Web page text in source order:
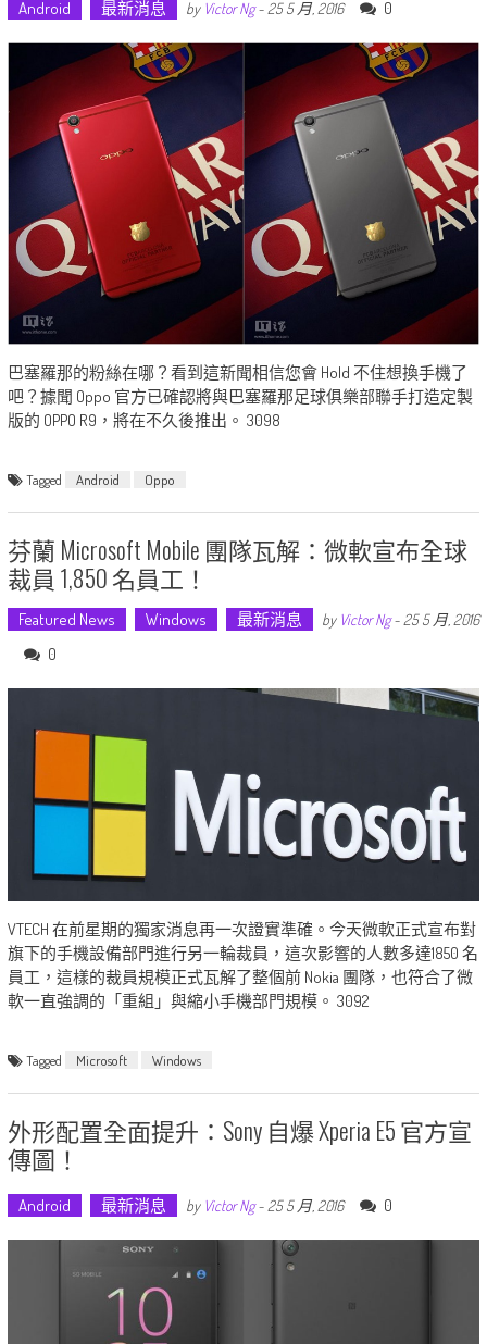
Android 最新消息 by Victor Ng- 25 5 月, 2016 0
巴塞羅那的粉絲在哪？看到這新聞相信您會 Hold 不住想換手機了
吧？據聞 Oppo 官方已確認將與巴塞羅那足球俱樂部聯手打造定製
版的 OPPO R9，將在不久後推出。 3098
Tagged Android Oppo
芬蘭 Microsoft Mobile 團隊瓦解：微軟宣布全球
裁員 1,850 名員工！
Featured News Windows 最新消息 by Victor Ng- 25 5 月, 2016
0
VTECH 在前星期的獨家消息再一次證實準確。今天微軟正式宣布對
旗下的手機設備部門進行另一輪裁員，這次影響的人數多達1850 名
員工，這樣的裁員規模正式瓦解了整個前 Nokia 團隊，也符合了微
軟一直強調的「重組」與縮小手機部門規模。 3092
Tagged Microsoft Windows
外形配置全面提升：Sony 自爆 Xperia E5 官方宣
傳圖！
Android 最新消息 by Victor Ng- 25 5 月, 2016 0